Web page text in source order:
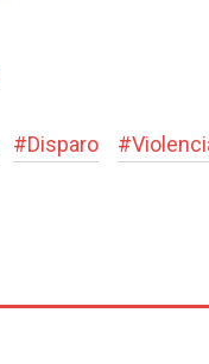
#Disparo #